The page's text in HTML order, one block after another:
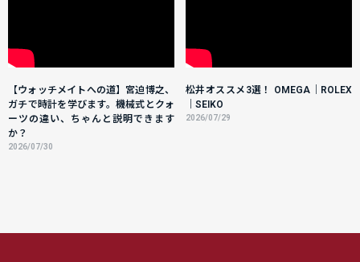
【ウォッチメイトへの道】宮迫博之、
ガチで時計を学びます。機械式とクォ
ーツの違い、ちゃんと説明できます
か？
2026/07/30
松井オススメ3選！ OMEGA｜ROLEX
｜SEIKO
2026/07/29